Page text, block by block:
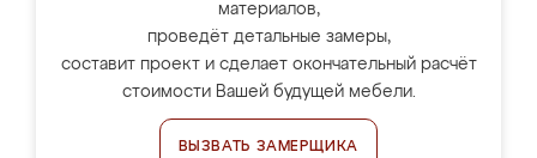
материалов,
проведёт детальные замеры,
составит проект и сделает окончательный расчёт
стоимости Вашей будущей мебели.
ВЫЗВАТЬ ЗАМЕРЩИКА